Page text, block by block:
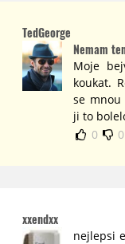
TedGeorge
Nemam
Moje
koukat.
se mnou
ji to
0
0
xxendxx
nejlepsi